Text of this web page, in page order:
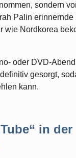
sondern
Palin erinnernde
wie Nordkorea
oder DVD-
gesorgt,
kann.
in der